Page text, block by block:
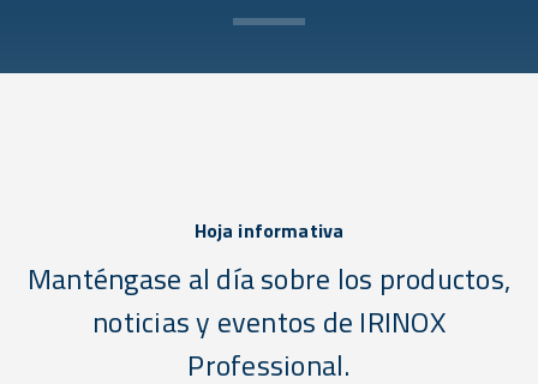
Hoja informativa
Manténgase al día sobre los productos,
noticias y eventos de IRINOX
Professional.